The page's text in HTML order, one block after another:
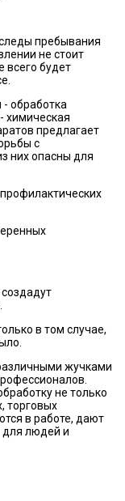
пребывания
не стоит
всего будет
обработка
химическая
предлагает
с
них опасны для
в том случае,
жучками
не только
торговых
в работе, дают
для людей и